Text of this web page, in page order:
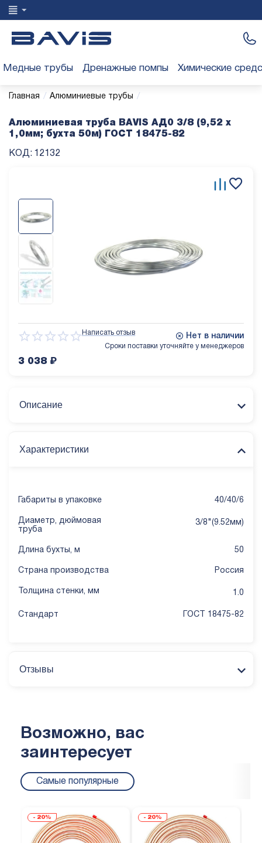
Медные трубы Дренажные помпы Химические
Главная / Алюминиевые трубы /
Алюминиевая труба BAVIS АД0 3/8 (9,52 х
1,0мм; бухта 50м) ГОСТ 18475-82
КОД: 12132
Написать отзыв Нет в наличии
Сроки поставки уточняйте у менеджеров
3 038 ₽
Описание
Характеристики
Габариты в упаковке 40/40/6
Диаметр, дюймовая
труба
3/8"(9.52мм)
Длина бухты, м 50
Страна производства Россия
Толщина стенки, мм 1.0
Стандарт ГОСТ 18475-82
Отзывы
Возможно, вас
заинтересует
Самые популярные
20% 20%